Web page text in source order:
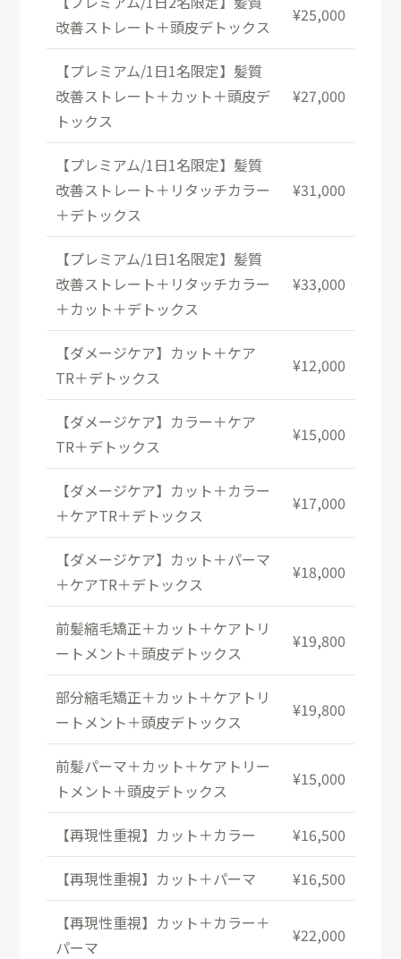
改善ストレート＋頭皮デトックス
¥25,000
【プレミアム/1日1名限定】髪質
改善ストレート＋カット＋頭皮デ
トックス
¥27,000
【プレミアム/1日1名限定】髪質
改善ストレート＋リタッチカラー
＋デトックス
¥31,000
【プレミアム/1日1名限定】髪質
改善ストレート＋リタッチカラー
＋カット＋デトックス
¥33,000
【ダメージケア】カット＋ケア
TR＋デトックス
¥12,000
【ダメージケア】カラー＋ケア
TR＋デトックス
¥15,000
【ダメージケア】カット＋カラー
＋ケアTR＋デトックス
¥17,000
【ダメージケア】カット＋パーマ
＋ケアTR＋デトックス
¥18,000
前髪縮毛矯正＋カット＋ケアトリ
ートメント＋頭皮デトックス
¥19,800
部分縮毛矯正＋カット＋ケアトリ
ートメント＋頭皮デトックス
¥19,800
前髪パーマ＋カット＋ケアトリー
トメント＋頭皮デトックス
¥15,000
【再現性重視】カット＋カラー ¥16,500
【再現性重視】カット＋パーマ ¥16,500
【再現性重視】カット＋カラー＋
パーマ
¥22,000